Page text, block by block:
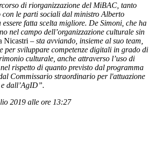
di riorganizzazione del MiBAC, tanto
con le parti sociali dal ministro Alberto
fatta scelta migliore. De Simoni, che ha
nel campo dell’organizzazione culturale sin
Nicastri – sta avviando, insieme al suo team,
per sviluppare competenze digitali in grado di
culturale, anche attraverso l’uso di
rispetto di quanto previsto dal programma
Commissario straordinario per l'attuazione
dall’AgID”.
2019 alle ore 13:27